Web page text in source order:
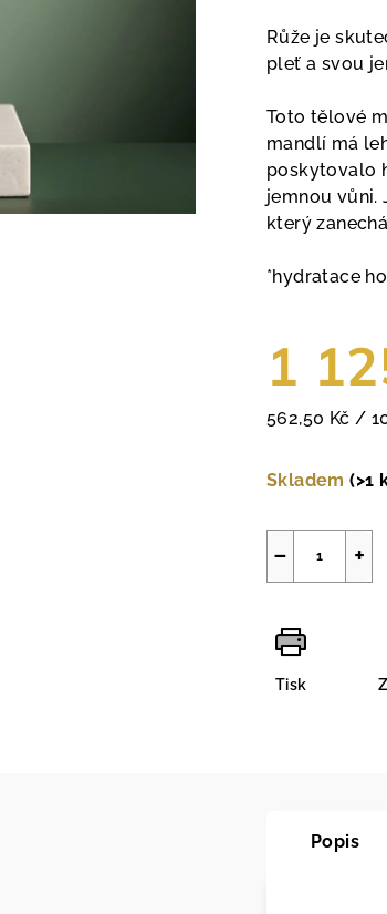
hvězdiček.
Růže je
pleť a svou
Toto tělové
mandlí má
poskytovalo
jemnou vůni.
který
*hydratace
1
Měrná
562,50 Kč /
Skladem(>1
+
−
Tisk
Popis